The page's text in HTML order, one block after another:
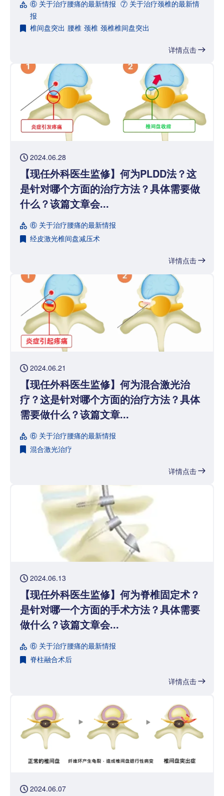
⑥ 关于治疗腰痛的最新情报 ⑦ 关于治疗颈椎的最新情
报
椎间盘突出 腰椎 颈椎 颈椎椎间盘突出
详情点击
2024.06.28
【现任外科医生监修】何为PLDD法？这
是针对哪个方面的治疗方法？具体需要做
什么？该篇文章会...
⑥ 关于治疗腰痛的最新情报
经皮激光椎间盘减压术
详情点击
2024.06.21
【现任外科医生监修】何为混合激光治
疗？这是针对哪个方面的治疗方法？具体
需要做什么？该篇文章...
⑥ 关于治疗腰痛的最新情报
混合激光治疗
详情点击
2024.06.13
【现任外科医生监修】何为脊椎固定术？
是针对哪一个方面的手术方法？具体需要
做什么？该篇文章会...
⑥ 关于治疗腰痛的最新情报
脊柱融合术后
详情点击
2024.06.07